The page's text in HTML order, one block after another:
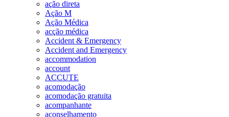
ação direta
Ação M
Ação Médica
acção médica
Accident & Emergency
Accident and Emergency
accommodation
account
ACCUTE
acomodação
acomodação gratuita
acompanhante
aconselhamento